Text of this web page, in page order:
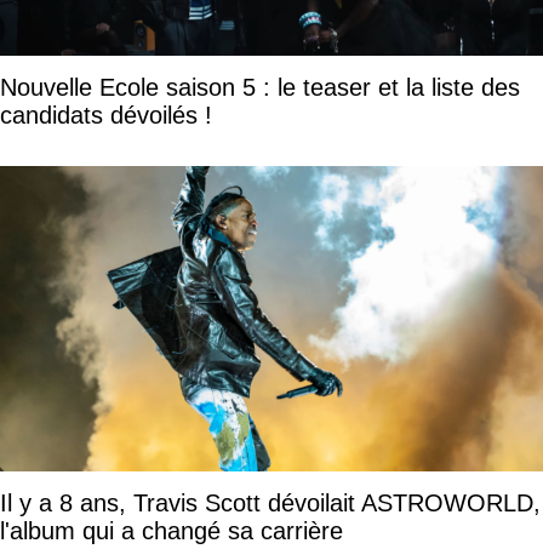
Nouvelle Ecole saison 5 : le teaser et la liste des
candidats dévoilés !
Il y a 8 ans, Travis Scott dévoilait ASTROWORLD,
l'album qui a changé sa carrière